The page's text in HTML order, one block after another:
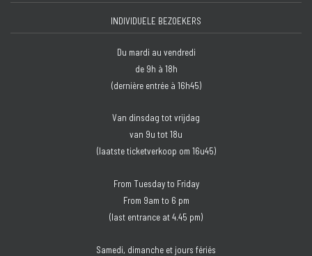
INDIVIDUELE BEZOEKERS
Du mardi au vendredi
de 9h à 18h
(dernière entrée à 16h45)
Van dinsdag tot vrijdag
van 9u tot 18u
(laatste ticketverkoop om 16u45)
From Tuesday to Friday
From 9am to 6 pm
(last entrance at 4.45 pm)
Samedi, dimanche et jours fériés